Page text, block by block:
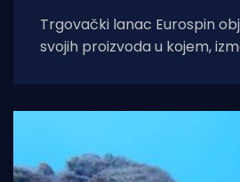
Trgovački lanac Eurospin
svojih proizvoda u kojem,